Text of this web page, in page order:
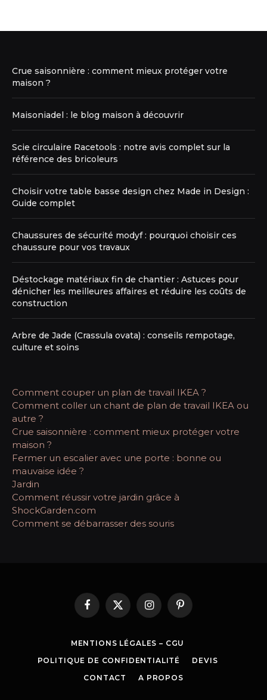
Crue saisonnière : comment mieux protéger votre
maison ?
Maisoniadel : le blog maison à découvrir
Scie circulaire Racetools : notre avis complet sur la
référence des bricoleurs
Choisir votre table basse design chez Made in Design :
Guide complet
Chaussures de sécurité modyf : pourquoi choisir ces
chaussure pour vos travaux
Déstockage matériaux fin de chantier : Astuces pour
dénicher les meilleures affaires et réduire les coûts de
construction
Arbre de Jade (Crassula ovata) : conseils rempotage,
culture et soins
Comment couper un plan de travail IKEA ?
Comment coller un chant de plan de travail IKEA ou
autre ?
Crue saisonnière : comment mieux protéger votre
maison ?
Fermer un escalier avec une porte : bonne ou
mauvaise idée ?
Jardin
Comment réussir votre jardin grâce à
ShockGarden.com
Comment se débarrasser des souris
Facebook
X
(Twitter)
InstagramPinterest
MENTIONS LÉGALES – CGU
POLITIQUE DE CONFIDENTIALITÉ
DEVIS
CONTACT
A PROPOS